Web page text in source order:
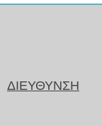
ΔΙΕΥΘΥΝΣΗ